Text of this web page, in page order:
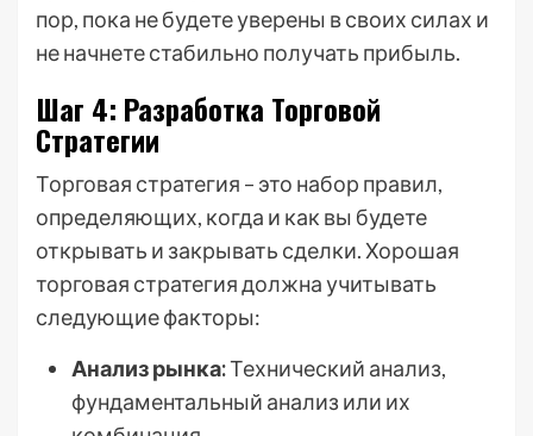
пор, пока не будете уверены в своих силах и
не начнете стабильно получать прибыль.
Шаг 4: Разработка Торговой
Стратегии
Торговая стратегия – это набор правил,
определяющих, когда и как вы будете
открывать и закрывать сделки. Хорошая
торговая стратегия должна учитывать
следующие факторы:
Анализ рынка:Технический анализ,
фундаментальный анализ или их